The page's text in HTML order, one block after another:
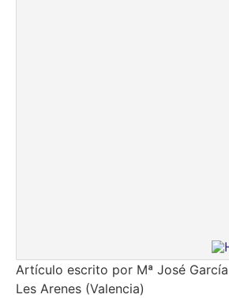
Artículo escrito por Mª José García
Les Arenes (Valencia)